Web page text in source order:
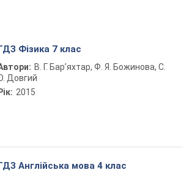
Фізика 7 клас
В. Г. Бар’яхтар, Ф. Я. Божинова, С.
Довгий
Рік: 2015
Англійська мова 4 клас